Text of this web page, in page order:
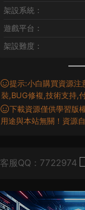
架設系統：
遊戲平台：
架設難度：
提示:小白購買資源注
裝,BUG修複,技術支持,
下載資源僅供學習版
用途與本站無關！資源
客服QQ：7722974